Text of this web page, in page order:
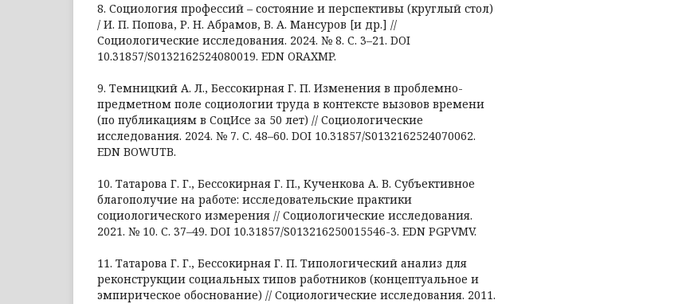
8. Социология профессий – состояние и перспективы (круглый стол)
/ И. П. Попова, Р. Н. Абрамов, В. А. Мансуров [и др.] //
Социологические исследования. 2024. № 8. С. 3–21. DOI
10.31857/S0132162524080019. EDN ORAXMP.
9. Темницкий А. Л., Бессокирная Г. П. Изменения в проблемно-
предметном поле социологии труда в контексте вызовов времени
(по публикациям в СоцИсе за 50 лет) // Социологические
исследования. 2024. № 7. С. 48–60. DOI 10.31857/S0132162524070062.
EDN BOWUTB.
10. Татарова Г. Г., Бессокирная Г. П., Кученкова А. В. Субъективное
благополучие на работе: исследовательские практики
социологического измерения // Социологические исследования.
2021. № 10. С. 37–49. DOI 10.31857/S013216250015546-3. EDN PGPVMV.
11. Татарова Г. Г., Бессокирная Г. П. Типологический анализ для
реконструкции социальных типов работников (концептуальное и
эмпирическое обоснование) // Социологические исследования. 2011.